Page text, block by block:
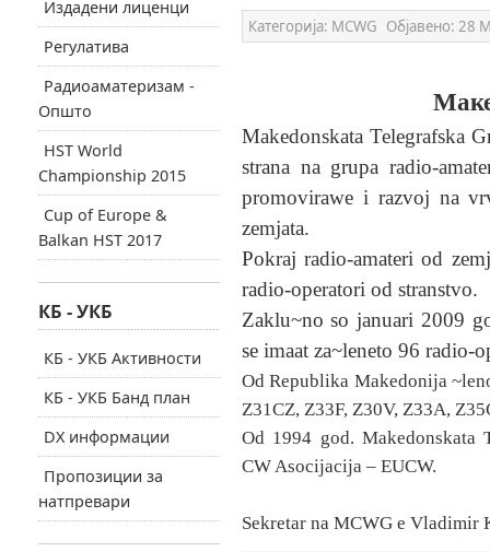
Категорија: MCWG Објавено: 28
Makedonskata Telegrafska
strana na grupa radio-
promovirawe i razvoj na
zemjata.
Pokraj radio-amateri od
radio-operatori od stranstvo.
Zaklu~no so januari 2009
se imaat za~leneto 96 radio-
Od Republika Makedonija
Z31CZ, Z33F, Z30V, Z33A,
Od 1994 god. Makedonskata
CWAsocijacija – EUCW.
Sekretar na MCWGe Vladimir
Издадени лиценци
Регулатива
Радиоаматеризам -
Општо
HST World
Championship 2015
Cup of Europe &
Balkan HST 2017
КБ - УКБ
КБ - УКБ Активности
КБ - УКБ Банд план
DX информации
Пропозиции за
натпревари